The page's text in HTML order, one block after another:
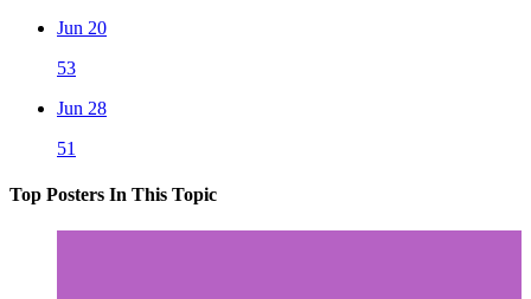
Jun 20
53
Jun 28
51
Top Posters In This Topic